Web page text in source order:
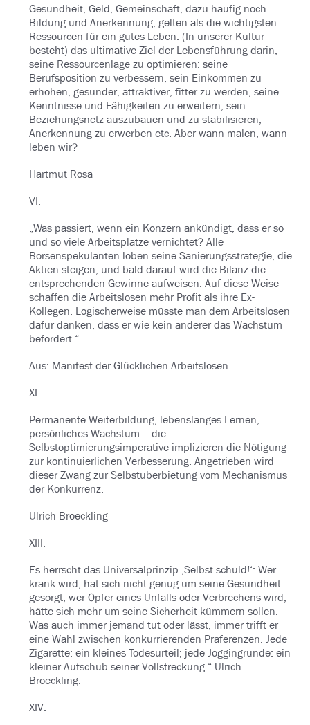
Gesundheit, Geld, Gemeinschaft, dazu häufig noch
Bildung und Anerkennung, gelten als die wichtigsten
Ressourcen für ein gutes Leben. (In unserer Kultur
besteht) das ultimative Ziel der Lebensführung darin,
seine Ressourcenlage zu optimieren: seine
Berufsposition zu verbessern, sein Einkommen zu
erhöhen, gesünder, attraktiver, fitter zu werden, seine
Kenntnisse und Fähigkeiten zu erweitern, sein
Beziehungsnetz auszubauen und zu stabilisieren,
Anerkennung zu erwerben etc. Aber wann malen, wann
leben wir?
Hartmut Rosa
VI.
„Was passiert, wenn ein Konzern ankündigt, dass er so
und so viele Arbeitsplätze vernichtet? Alle
Börsenspekulanten loben seine Sanierungsstrategie, die
Aktien steigen, und bald darauf wird die Bilanz die
entsprechenden Gewinne aufweisen. Auf diese Weise
schaffen die Arbeitslosen mehr Profit als ihre Ex-
Kollegen. Logischerweise müsste man dem Arbeitslosen
dafür danken, dass er wie kein anderer das Wachstum
befördert.“
Aus: Manifest der Glücklichen Arbeitslosen.
XI.
Permanente Weiterbildung, lebenslanges Lernen,
persönliches Wachstum – die
Selbstoptimierungsimperative implizieren die Nötigung
zur kontinuierlichen Verbesserung. Angetrieben wird
dieser Zwang zur Selbstüberbietung vom Mechanismus
der Konkurrenz.
Ulrich Broeckling
XIII.
Es herrscht das Universalprinzip ‚Selbst schuld!‘: Wer
krank wird, hat sich nicht genug um seine Gesundheit
gesorgt; wer Opfer eines Unfalls oder Verbrechens wird,
hätte sich mehr um seine Sicherheit kümmern sollen.
Was auch immer jemand tut oder lässt, immer trifft er
eine Wahl zwischen konkurrierenden Präferenzen. Jede
Zigarette: ein kleines Todesurteil; jede Joggingrunde: ein
kleiner Aufschub seiner Vollstreckung.“ Ulrich
Broeckling:
XIV.